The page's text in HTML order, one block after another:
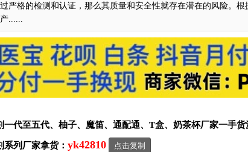
严格的检测和认证，那么其质量和安全性就存在潜在的风险。
......
一代至五代、柚子、魔笛、通配通、T盒、奶茶杯厂家一手货
系列厂家拿货： yk42810 点击复制